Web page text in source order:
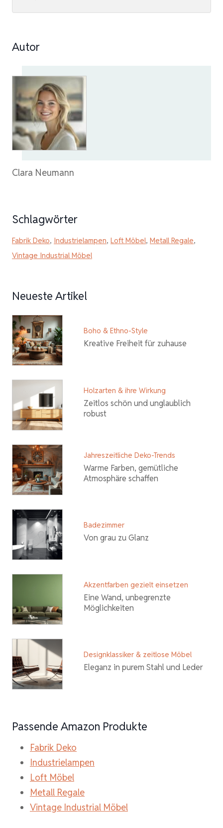
Autor
Clara Neumann
Schlagwörter
Fabrik Deko, Industrielampen, Loft Möbel, Metall Regale,
Vintage Industrial Möbel
Neueste Artikel
Boho & Ethno-Style
Kreative Freiheit für zuhause
Holzarten & ihre Wirkung
Zeitlos schön und unglaublich
robust
Jahreszeitliche Deko-Trends
Warme Farben, gemütliche
Atmosphäre schaffen
Badezimmer
Von grau zu Glanz
Akzentfarben gezielt einsetzen
Eine Wand, unbegrenzte
Möglichkeiten
Designklassiker & zeitlose Möbel
Eleganz in purem Stahl und Leder
Passende Amazon Produkte
Fabrik Deko
Industrielampen
Loft Möbel
Metall Regale
Vintage Industrial Möbel